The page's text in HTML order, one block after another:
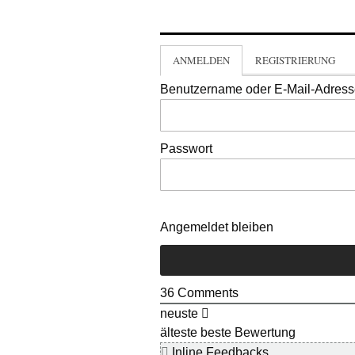
ANMELDEN REGISTRIERUNG
Benutzername oder E-Mail-
Passwort
Angemeldet bleiben
36 Comments
neuste
älteste beste Bewertung
Inline Feedbacks